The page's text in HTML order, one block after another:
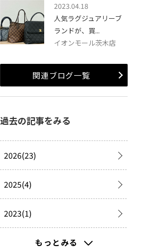
2023.04.18
人気ラグジュアリーブ
ランドが、買...
イオンモール茨木店
関連ブログ一覧
過去の記事をみる
2026(23)
2025(4)
2023(1)
2022(18)もっとみる